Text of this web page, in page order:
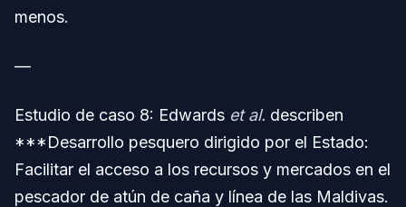
menos.
—
Estudio de caso 8: Edwards et al. describen
***Desarrollo pesquero dirigido por el Estado:
Facilitar el acceso a los recursos y mercados en el
pescador de atún de caña y línea de las Maldivas.